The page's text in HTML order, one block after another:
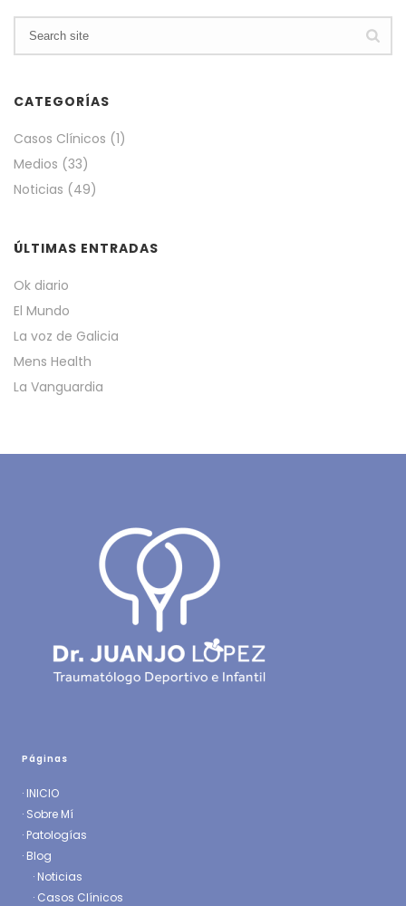
CATEGORÍAS
Casos Clínicos (1)
Medios (33)
Noticias (49)
ÚLTIMAS ENTRADAS
Ok diario
El Mundo
La voz de Galicia
Mens Health
La Vanguardia
Páginas
· INICIO
· Sobre Mí
· Patologías
· Blog
· Noticias
· Casos Clínicos